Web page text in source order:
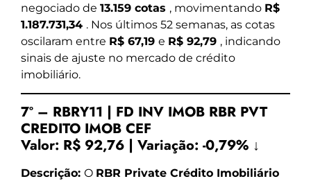
negociado de 13.159 cotas , movimentando R$
1.187.731,34 . Nos últimos 52 semanas, as cotas
oscilaram entre R$ 67,19 e R$ 92,79 , indicando
sinais de ajuste no mercado de crédito
imobiliário.
7º – RBRY11 | FD INV IMOB RBR PVT
CREDITO IMOB CEF
Valor: R$ 92,76 | Variação: -0,79% ↓
Descrição: O RBR Private Crédito Imobiliário